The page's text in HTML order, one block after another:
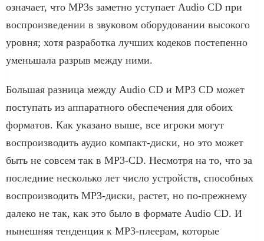
означает, что MP3s заметно уступает Audio CD при
воспроизведении в звуковом оборудовании высокого
уровня; хотя разработка лучших кодеков постепенно
уменьшала разрыв между ними.
Большая разница между Audio CD и MP3 CD может
поступать из аппаратного обеспечения для обоих
форматов. Как указано выше, все игроки могут
воспроизводить аудио компакт-диски, но это может
быть не совсем так в MP3-CD. Несмотря на то, что за
последние несколько лет число устройств, способных
воспроизводить MP3-диски, растет, но по-прежнему
далеко не так, как это было в формате Audio CD. И
нынешняя тенденция к MP3-плеерам, которые